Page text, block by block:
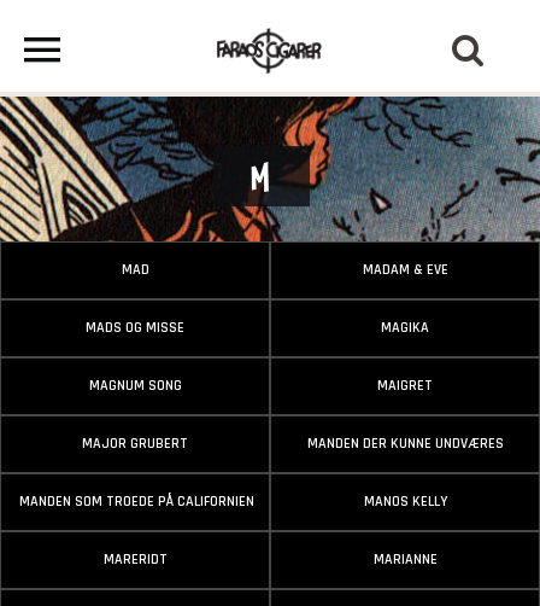
M
MAD MADAM & EVE
MADS OG MISSE MAGIKA
MAGNUM SONG MAIGRET
MAJOR GRUBERT MANDEN DER KUNNE UNDVÆRES
MANDEN SOM TROEDE PÅ CALIFORNIEN MANOS KELLY
MARERIDT MARIANNE